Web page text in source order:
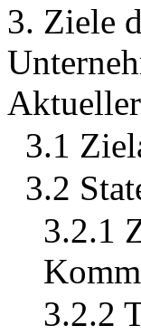
3. Ziele
3.1
3.2
3.2.1
3.2.2